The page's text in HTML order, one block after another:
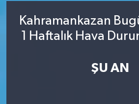
Kahramankazan
1 Haftalık Hava
ŞU AN
Süper Lig Puan Durumu ve